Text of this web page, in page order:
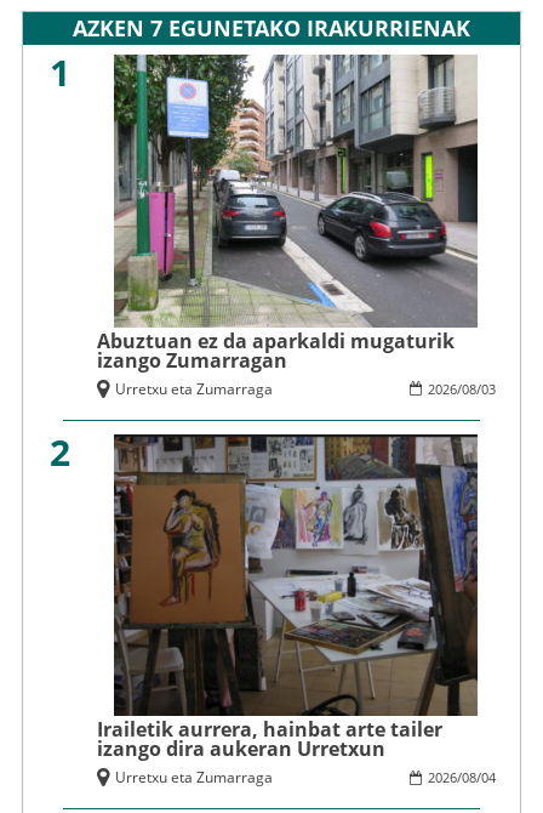
AZKEN 7 EGUNETAKO IRAKURRIENAK
1
Abuztuan ez da aparkaldi mugaturik
izango Zumarragan
2026/08/03
Urretxu eta Zumarraga
2
Irailetik aurrera, hainbat arte tailer
izango dira aukeran Urretxun
2026/08/04
Urretxu eta Zumarraga